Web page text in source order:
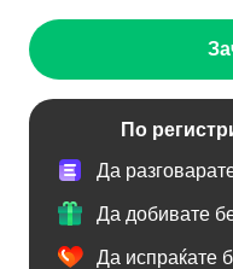
По
Да
Да добивате
Да испраќате